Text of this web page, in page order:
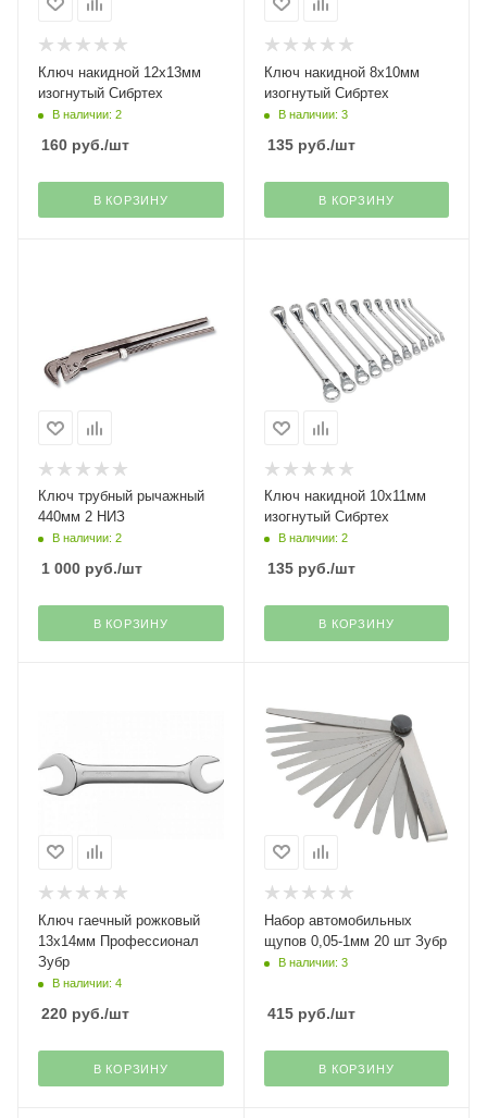
Ключ накидной 12х13мм
изогнутый Сибртех
В наличии: 2
160 руб./шт
В КОРЗИНУ
Ключ накидной 8х10мм
изогнутый Сибртех
В наличии: 3
135руб./шт
В КОРЗИНУ
Ключ трубный рычажный
440мм 2 НИЗ
В наличии: 2
1 000 руб./шт
В КОРЗИНУ
Ключ накидной 10х11мм
изогнутый Сибртех
В наличии: 2
135руб./шт
В КОРЗИНУ
Ключ гаечный рожковый
13х14мм Профессионал
Зубр
В наличии: 4
220 руб./шт
В КОРЗИНУ
Набор автомобильных
щупов 0,05-1мм 20 шт Зубр
В наличии: 3
415руб./шт
В КОРЗИНУ